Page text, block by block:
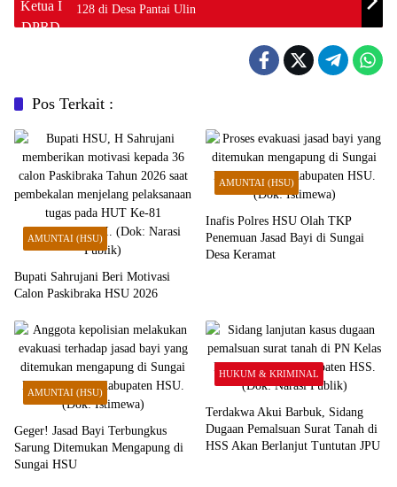
128 di Desa Pantai Ulin
Pos Terkait :
AMUNTAI (HSU)
Bupati Sahrujani Beri Motivasi
Calon Paskibraka HSU 2026
AMUNTAI (HSU)
Inafis Polres HSU Olah TKP
Penemuan Jasad Bayi di Sungai
Desa Keramat
AMUNTAI (HSU)
Geger! Jasad Bayi Terbungkus
Sarung Ditemukan Mengapung di
Sungai HSU
HUKUM & KRIMINAL
Terdakwa Akui Barbuk, Sidang
Dugaan Pemalsuan Surat Tanah di
HSS Akan Berlanjut Tuntutan JPU